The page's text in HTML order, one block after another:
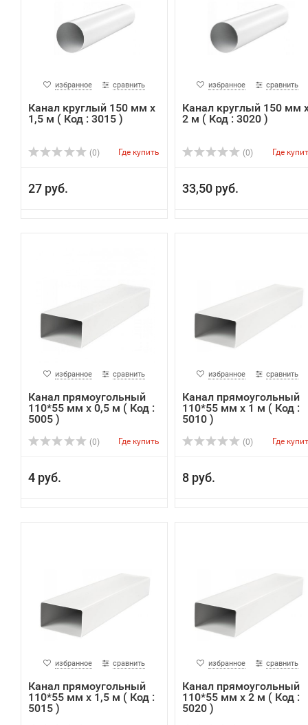
избранное сравнить
Канал круглый 150 мм х
1,5 м ( Код : 3015 )
(0) Где купить
27 руб.
избранное сравнить
Канал круглый 150 мм
2 м ( Код : 3020 )
(0) Где
33,50 руб.
избранное сравнить
Канал прямоугольный
110*55 мм х 0,5 м ( Код :
5005 )
(0) Где купить
4 руб.
избранное сравнить
Канал прямоугольный
110*55 мм х 1 м ( Код :
5010 )
(0) Где
8 руб.
избранное сравнить
Канал прямоугольный
110*55 мм х 1,5 м ( Код :
5015 )
избранное сравнить
Канал прямоугольный
110*55 мм х 2 м ( Код :
5020 )